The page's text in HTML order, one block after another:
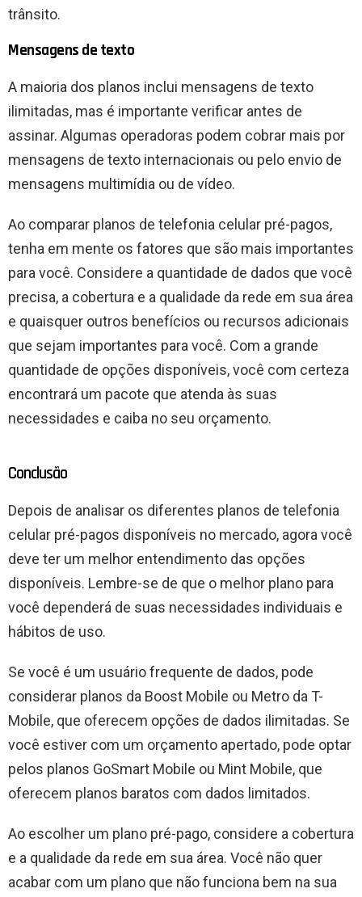
trânsito.
Mensagens de texto
A maioria dos planos inclui mensagens de texto
ilimitadas, mas é importante verificar antes de
assinar. Algumas operadoras podem cobrar mais por
mensagens de texto internacionais ou pelo envio de
mensagens multimídia ou de vídeo.
Ao comparar planos de telefonia celular pré-pagos,
tenha em mente os fatores que são mais importantes
para você. Considere a quantidade de dados que você
precisa, a cobertura e a qualidade da rede em sua área
e quaisquer outros benefícios ou recursos adicionais
que sejam importantes para você. Com a grande
quantidade de opções disponíveis, você com certeza
encontrará um pacote que atenda às suas
necessidades e caiba no seu orçamento.
Conclusão
Depois de analisar os diferentes planos de telefonia
celular pré-pagos disponíveis no mercado, agora você
deve ter um melhor entendimento das opções
disponíveis. Lembre-se de que o melhor plano para
você dependerá de suas necessidades individuais e
hábitos de uso.
Se você é um usuário frequente de dados, pode
considerar planos da Boost Mobile ou Metro da T-
Mobile, que oferecem opções de dados ilimitadas. Se
você estiver com um orçamento apertado, pode optar
pelos planos GoSmart Mobile ou Mint Mobile, que
oferecem planos baratos com dados limitados.
Ao escolher um plano pré-pago, considere a cobertura
e a qualidade da rede em sua área. Você não quer
acabar com um plano que não funciona bem na sua